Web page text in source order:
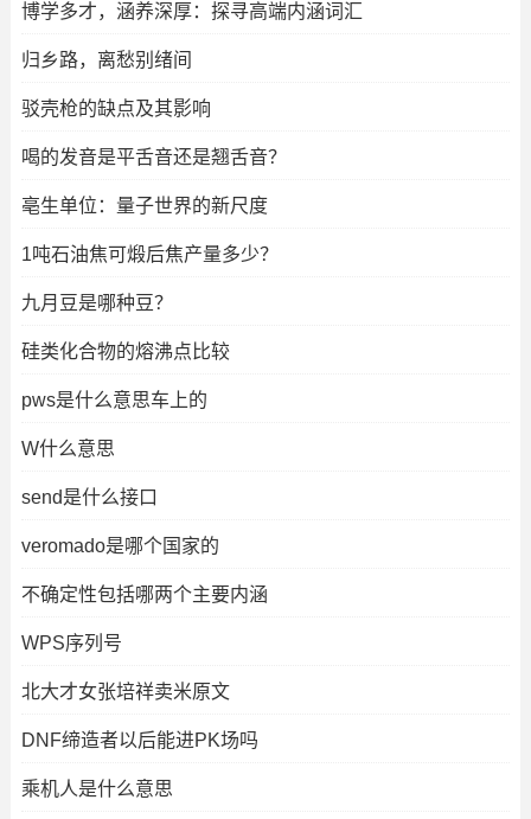
博学多才，涵养深厚：探寻高端内涵词汇
归乡路，离愁别绪间
驳壳枪的缺点及其影响
喝的发音是平舌音还是翘舌音？
亳生单位：量子世界的新尺度
1吨石油焦可煅后焦产量多少？
九月豆是哪种豆？
硅类化合物的熔沸点比较
pws是什么意思车上的
W什么意思
send是什么接口
veromado是哪个国家的
不确定性包括哪两个主要内涵
WPS序列号
北大才女张培祥卖米原文
DNF缔造者以后能进PK场吗
乘机人是什么意思